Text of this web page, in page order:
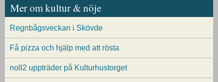
Mer om kultur & nöje
Regnbågsveckan i Skövde
Få pizza och hjälp med att rösta
noll2 uppträder på Kulturhustorget